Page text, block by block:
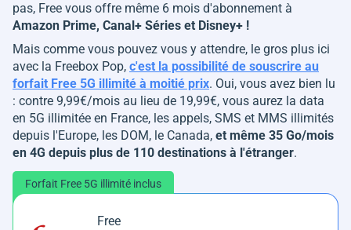
pas, Free vous offre même 6 mois d'abonnement à
Amazon Prime, Canal+ Séries et Disney+ !
Mais comme vous pouvez vous y attendre, le gros plus ici
avec la Freebox Pop, c'est la possibilité de souscrire au
forfait Free 5G illimité à moitié prix. Oui, vous avez bien lu
: contre 9,99€/mois au lieu de 19,99€, vous aurez la data
en 5G illimitée en France, les appels, SMS et MMS illimités
depuis l'Europe, les DOM, le Canada, et même 35 Go/mois
en 4G depuis plus de 110 destinations à l'étranger.
Forfait Free 5G illimité inclus
Free